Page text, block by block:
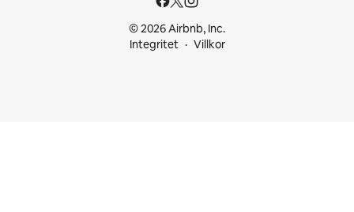
© 2026 Airbnb, Inc.
Integritet
Villkor